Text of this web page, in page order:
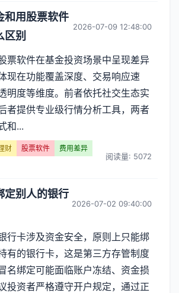
和用股票软件
区别
2026-07-09 12:48:00
票软件在基金投资场景中呈现差异
现在功能覆盖深度、交易响应速
明度等维度。前者依托社交生态实
者提供专业级行情分析工具，两者
和...
财 股票软件
费用差异
阅读量: 5072
定别人的银行
2026-07-02 09:40:00
行卡涉及资金安全，原则上只能绑
有的银行卡，这是第三方存管制度
名绑定可能面临账户冻结、资金损
投资者严格遵守开户规定，通过正